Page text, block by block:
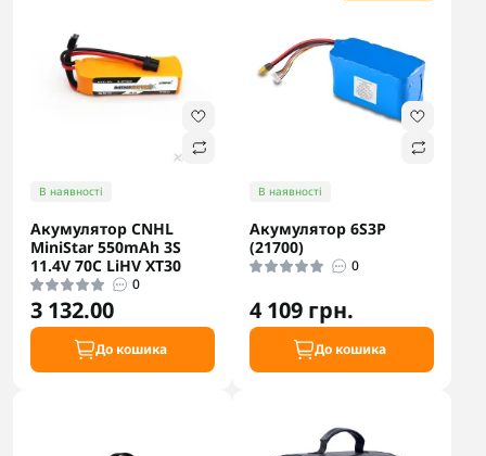
В наявності
Акумулятор CNHL
MiniStar 550mAh 3S
11.4V 70C LiHV XT30
0
3 132.00
До кошика
В наявності
Акумулятор 6S3P
(21700)
0
4 109 грн.
До кошика